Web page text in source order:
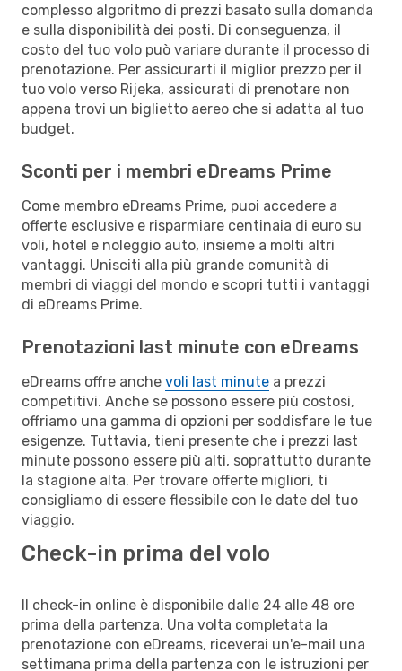
complesso algoritmo di prezzi basato sulla domanda
e sulla disponibilità dei posti. Di conseguenza, il
costo del tuo volo può variare durante il processo di
prenotazione. Per assicurarti il miglior prezzo per il
tuo volo verso Rijeka, assicurati di prenotare non
appena trovi un biglietto aereo che si adatta al tuo
budget.
Sconti per i membri eDreams Prime
Come membro eDreams Prime, puoi accedere a
offerte esclusive e risparmiare centinaia di euro su
voli, hotel e noleggio auto, insieme a molti altri
vantaggi. Unisciti alla più grande comunità di
membri di viaggi del mondo e scopri tutti i vantaggi
di eDreams Prime.
Prenotazioni last minute con eDreams
eDreams offre anche voli last minute a prezzi
competitivi. Anche se possono essere più costosi,
offriamo una gamma di opzioni per soddisfare le tue
esigenze. Tuttavia, tieni presente che i prezzi last
minute possono essere più alti, soprattutto durante
la stagione alta. Per trovare offerte migliori, ti
consigliamo di essere flessibile con le date del tuo
viaggio.
Check-in prima del volo
Il check-in online è disponibile dalle 24 alle 48 ore
prima della partenza. Una volta completata la
prenotazione con eDreams, riceverai un'e-mail una
settimana prima della partenza con le istruzioni per